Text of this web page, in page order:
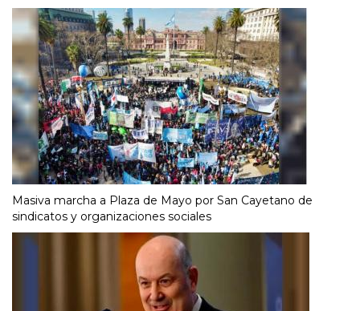
Masiva marcha a Plaza de Mayo por San Cayetano de
sindicatos y organizaciones sociales